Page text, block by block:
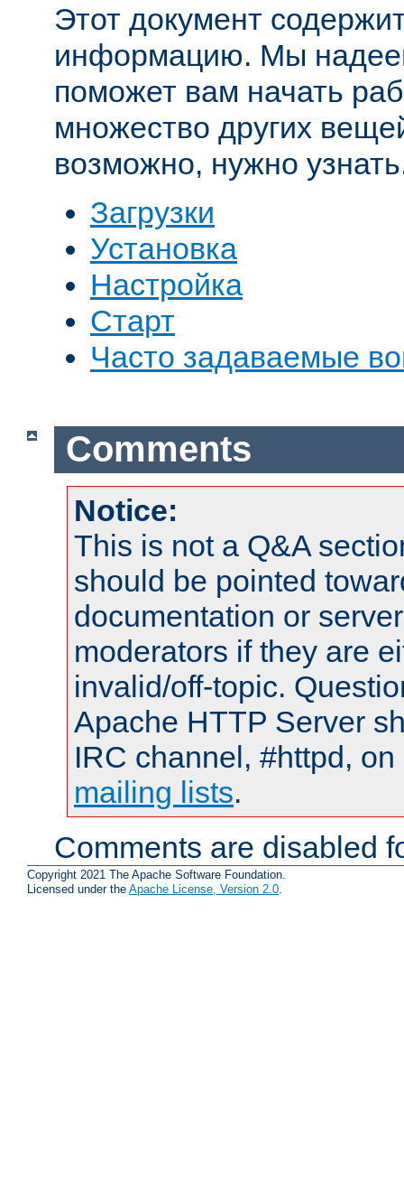
Этот документ
информацию. Мы
поможет вам начать
множество других
возможно, нужно
Загрузки
Установка
Настройка
Старт
Часто задаваемые
Comments
Notice:
This is not a Q&A
should be pointed
documentation or
moderators if they are
invalid/off-topic.
Apache HTTP Server
IRC channel, #httpd,
mailing lists.
Comments are disabled
Copyright 2021 The Apache Software Foundation.
Licensed under the Apache License, Version 2.0.